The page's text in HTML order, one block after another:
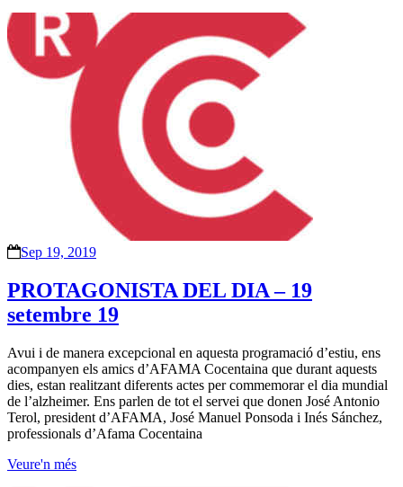
Sep 19, 2019
PROTAGONISTA DEL DIA – 19
setembre 19
Avui i de manera excepcional en aquesta programació d’estiu, ens
acompanyen els amics d’AFAMA Cocentaina que durant aquests
dies, estan realitzant diferents actes per commemorar el dia mundial
de l’alzheimer. Ens parlen de tot el servei que donen José Antonio
Terol, president d’AFAMA, José Manuel Ponsoda i Inés Sánchez,
professionals d’Afama Cocentaina
Veure'n més